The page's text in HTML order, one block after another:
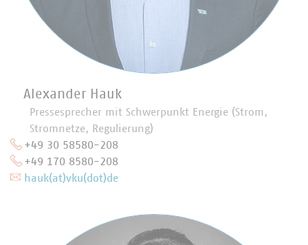
Alexander Hauk
Pressesprecher mit Schwerpunkt Energie (Strom,
Stromnetze, Regulierung)
+49 30 58580-208
+49 170 8580-208
hauk(at)vku(dot)de